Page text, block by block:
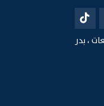
، بدر